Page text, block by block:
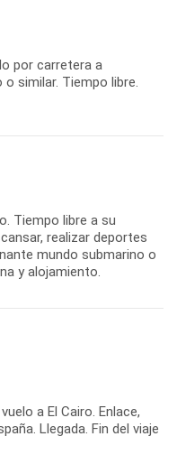
por carretera a
similar. Tiempo libre.
Tiempo libre a su
realizar deportes
mundo submarino o
y alojamiento.
a El Cairo. Enlace,
Llegada. Fin del viaje